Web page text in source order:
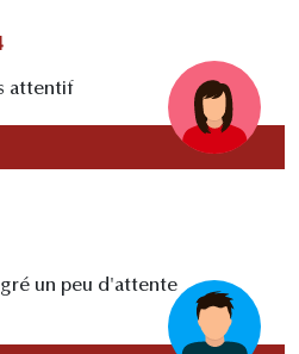
attentif
un peu d'attente